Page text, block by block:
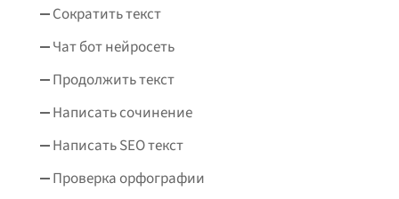
Сократить текст
Чат бот нейросеть
Продолжить текст
Написать сочинение
Написать SEO текст
Проверка орфографии